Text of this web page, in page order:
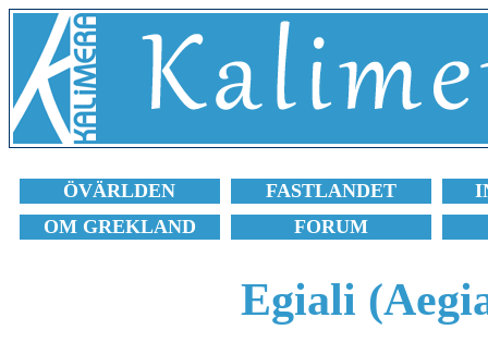
ÖVÄRLDEN FASTLANDET
OM GREKLAND
FORUM
Egiali